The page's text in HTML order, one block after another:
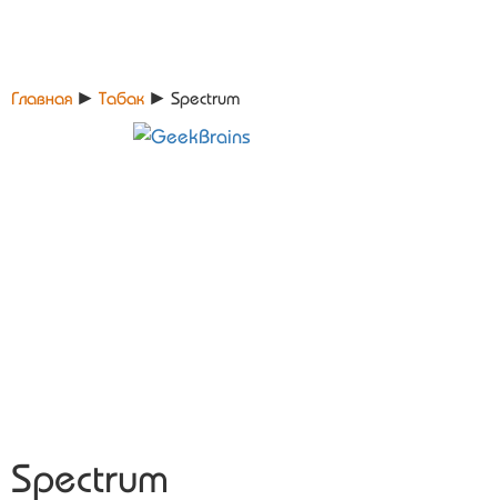
Главная ► Табак ► Spectrum
Spectrum